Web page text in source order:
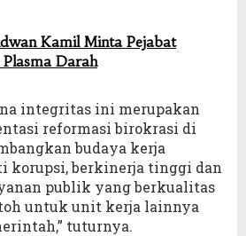
Kamil Minta Pejabat
Darah
integritas ini merupakan
reformasi birokrasi di
budaya kerja
korupsi, berkinerja tinggi dan
publik yang berkualitas
untuk unit kerja lainnya
tuturnya.